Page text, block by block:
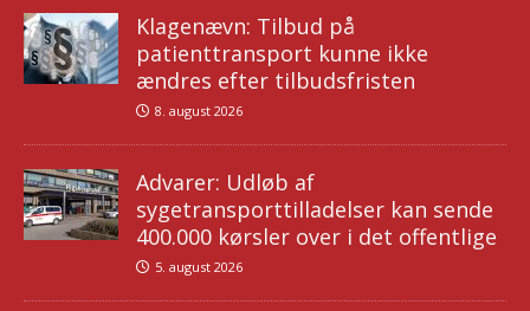
Klagenævn: Tilbud på
patienttransport kunne ikke
ændres efter tilbudsfristen
8. august 2026
Advarer: Udløb af
sygetransporttilladelser kan sende
400.000 kørsler over i det offentlige
5. august 2026